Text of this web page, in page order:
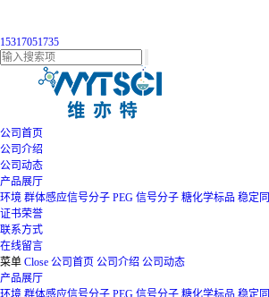
15317051735
公司首页
公司介绍
公司动态
产品展厅
环境 群体感应信号分子 PEG 信号分子 糖化学标品 稳定
证书荣誉
联系方式
在线留言
菜单 Close 公司首页 公司介绍 公司动态
产品展厅
环境 群体感应信号分子 PEG 信号分子 糖化学标品 稳定